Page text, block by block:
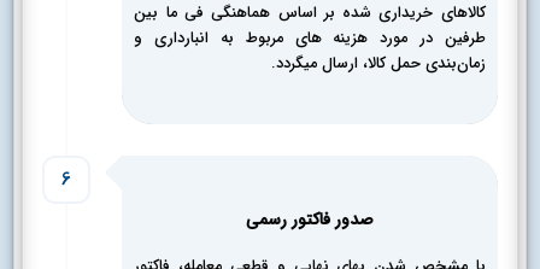
کالاهای خریداری شده بر اساس هماهنگی فی ما بین
طرفین در مورد هزینه های مربوط به انبارداری و
زمان‌بندی حمل کالا، ارسال میگردد.
صدور فاکتور رسمی